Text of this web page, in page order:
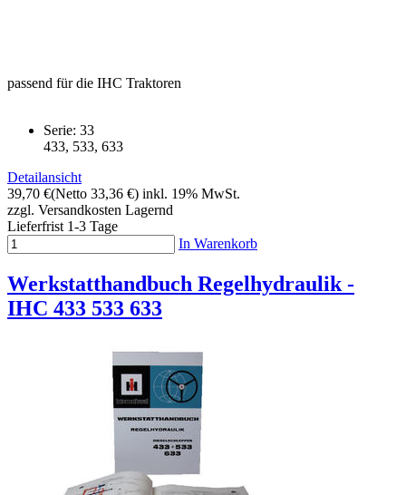
passend für die IHC Traktoren
Serie: 33
433, 533, 633
Detailansicht
39,70 €(Netto 33,36 €) inkl. 19% MwSt.
zzgl. Versandkosten Lagernd
Lieferfrist 1-3 Tage
In Warenkorb
Werkstatthandbuch Regelhydraulik -
IHC 433 533 633